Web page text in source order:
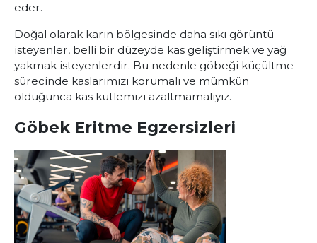
eder.
Doğal olarak karın bölgesinde daha sıkı görüntü
isteyenler, belli bir düzeyde kas geliştirmek ve yağ
yakmak isteyenlerdir. Bu nedenle göbeği küçültme
sürecinde kaslarımızı korumalı ve mümkün
olduğunca kas kütlemizi azaltmamalıyız.
Göbek Eritme Egzersizleri